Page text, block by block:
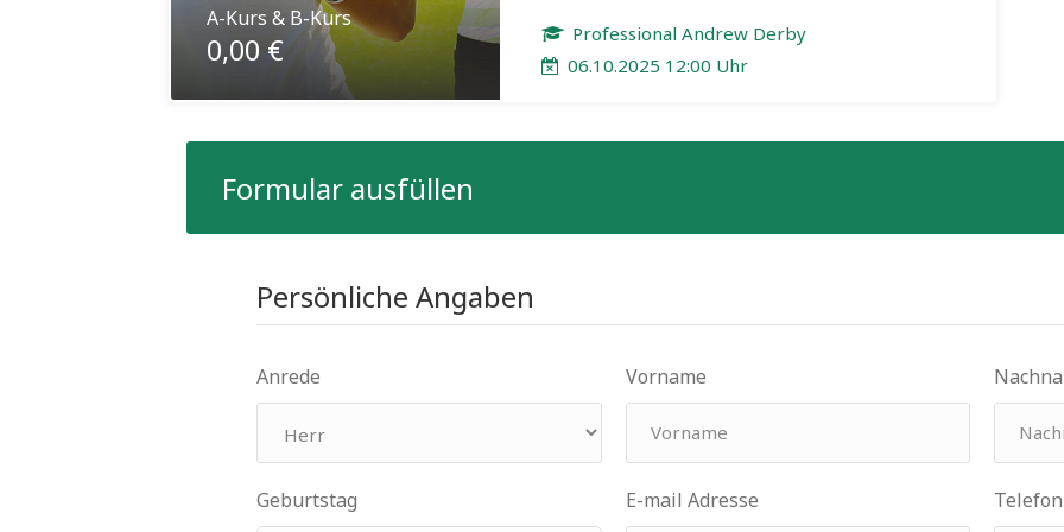
A-Kurs & B-Kurs
0,00 €
Professional Andrew Derby
06.10.2025 12:00 Uhr
Formular ausfüllen
Persönliche Angaben
Anrede Vorname
Geburtstag E-mail Adresse Telefon